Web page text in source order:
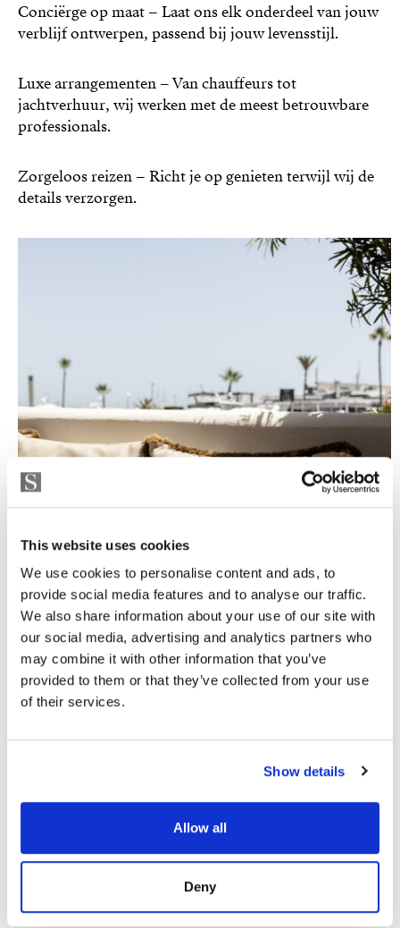
This website uses cookies
We use cookies to personalise content and ads, to
provide social media features and to analyse our traffic.
We also share information about your use of our site with
our social media, advertising and analytics partners who
may combine it with other information that you’ve
provided to them or that they’ve collected from your use
of their services.
Show details
Allow all
Deny
Conciërge op maat – Laat ons elk onderdeel van jouw
verblijf ontwerpen, passend bij jouw levensstijl.
Luxe arrangementen – Van chauffeurs tot
jachtverhuur, wij werken met de meest betrouwbare
professionals.
Zorgeloos reizen – Richt je op genieten terwijl wij de
details verzorgen.
Lokale kennis, authentieke